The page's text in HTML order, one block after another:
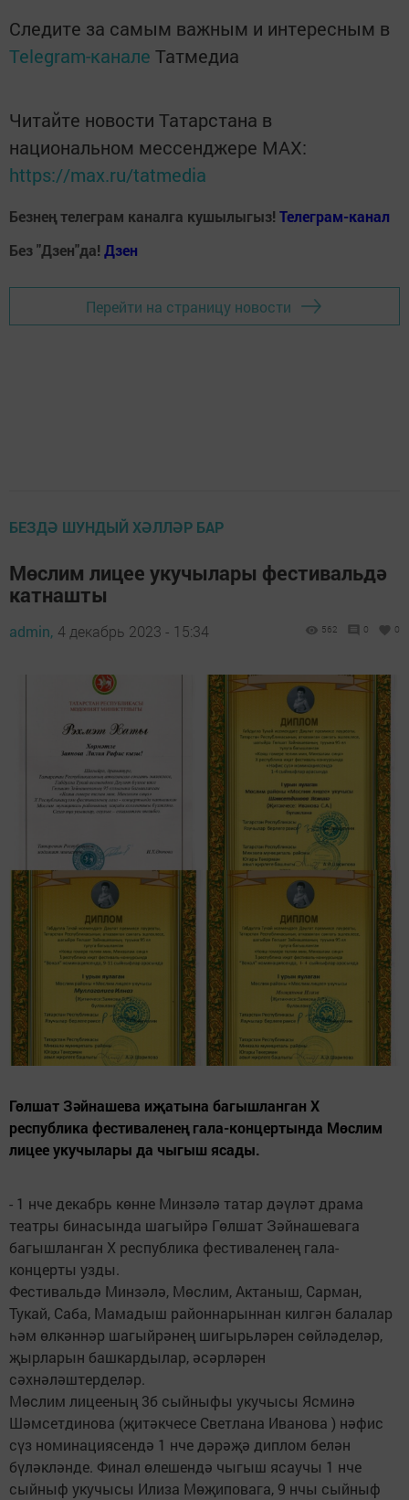
Следите за самым важным и интересным в
Telegram-канале Татмедиа
Читайте новости Татарстана в
национальном мессенджере MАХ:
https://max.ru/tatmedia
Безнең телеграм каналга кушылыгыз! Телеграм-канал
Без "Дзен"да! Дзен
Перейти на страницу новости
БЕЗДӘ ШУНДЫЙ ХӘЛЛӘР БАР
Мөслим лицее укучылары фестивальдә
катнашты
admin, 4 декабрь 2023 - 15:34 562 0 0
Гөлшат Зәйнашева иҗатына багышланган X
республика фестиваленең гала-концертында Мөслим
лицее укучылары да чыгыш ясады.
- 1 нче декабрь көнне Минзәлә татар дәүләт драма
театры бинасында шагыйрә Гөлшат Зәйнашевага
багышланган X республика фестиваленең гала-
концерты узды.
Фестивальдә Минзәлә, Мөслим, Актаныш, Сарман,
Тукай, Саба, Мамадыш районнарыннан килгән балалар
һәм өлкәннәр шагыйрәнең шигырьләрен сөйләделәр,
җырларын башкардылар, әсәрләрен
сәхнәләштерделәр.
Мөслим лицееның 3б сыйныфы укучысы Ясминә
Шәмсетдинова (җитәкчесе Светлана Иванова ) нәфис
сүз номинациясендә 1 нче дәрәҗә диплом белән
бүләкләнде. Финал өлешендә чыгыш ясаучы 1 нче
сыйныф укучысы Илиза Мөҗиповага, 9 нчы сыйныф